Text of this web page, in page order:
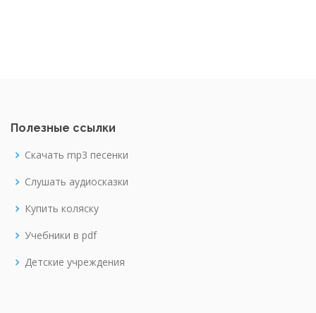
Полезные ссылки
Скачать mp3 песенки
Слушать аудиосказки
Купить коляску
Учебники в pdf
Детские учреждения